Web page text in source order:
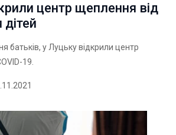
центр щеплення від
батьків, у Луцьку відкрили центр
19.